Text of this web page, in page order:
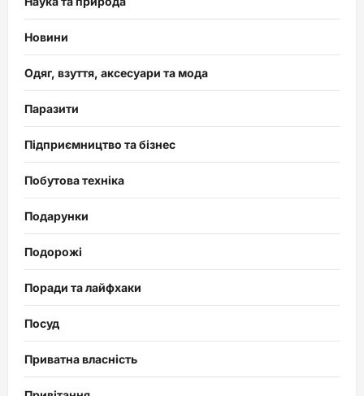
Новини
Одяг, взуття, аксесуари та мода
Паразити
Підприємництво та бізнес
Побутова техніка
Подарунки
Подорожі
Поради та лайфхаки
Посуд
Приватна власність